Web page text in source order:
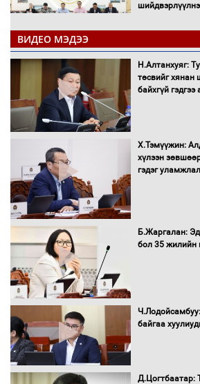
шийдвэрлүүлнэ
оролцож
амжилт хүслээ
Автобензин,
албан
Санхүүгийн
мэндийн
Нөөцийн
борлуулалтыг
ВИДЕО МЭДЭЭ
Н.Алтанхуяг:
төсвийг хянан
байхгүй
Х.Тэмүүжин:
хүлээн
гэдэг
Б.Жаргалан:
бол 35 жилийн
байгаа
Д.Цогтбаатар: